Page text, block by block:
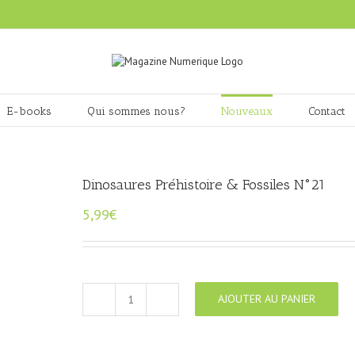
E-books Qui sommes nous? Nouveaux Contact
Dinosaures Préhistoire & Fossiles N°21
5,99€
quantité
AJOUTER AU PANIER